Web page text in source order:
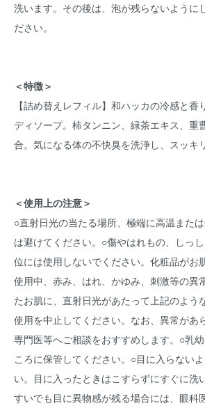
洗います。その後は、泡が残らないように
ださい。
＜特徴＞
【詰め替えレフィル】和ハッカの冷感と香
ディソープ。柿タンニン、緑茶エキス、重
合。気になる体の不快臭を洗浄し、スッキ
＜使用上の注意＞
○直射日光の当たる場所、極端に高温また
は避けてください。○傷やはれもの、しっ
位には使用しないでください。化粧品がお
使用中、赤み、はれ、かゆみ、刺激等の異
たお肌に、直射日光があたって上記のよう
使用を中止してください。なお、異常があ
専門医等へご相談をおすすめします。○乳
ころに保管してください。○目に入らない
い。目に入ったときはこすらずにすぐに洗
すいでも目に異物感が残る場合には、眼科